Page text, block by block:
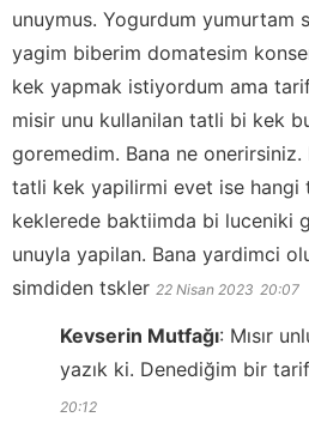
unuymus. Yogurdum yumurtam
yagim biberim domatesim
kek yapmak istiyordum ama
misir unu kullanilan tatli bi kek
goremedim. Bana ne
tatli kek yapilirmi evet ise hangi
keklerede baktiimda bi luceniki
unuyla yapilan. Bana yardimci
simdiden tskler 22 Nisan 2023 20:07
Kevserin Mutfağı: Mısır
yazık ki. Denediğim bir
20:12